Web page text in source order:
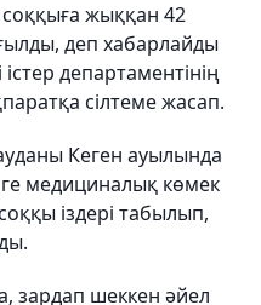
жыққан 42
деп хабарлайды
істер департаментінің
сілтеме жасап.
Кеген ауылында
медициналық көмек
іздері табылып,
зардап шеккен әйел